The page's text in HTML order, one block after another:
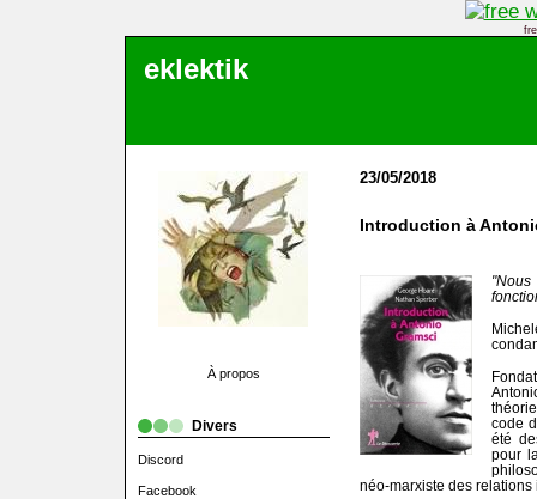
eklektik
À propos
Divers
Discord
Facebook
23/05/2018
Introduction à
code
été
pour
néo-marxiste des relations